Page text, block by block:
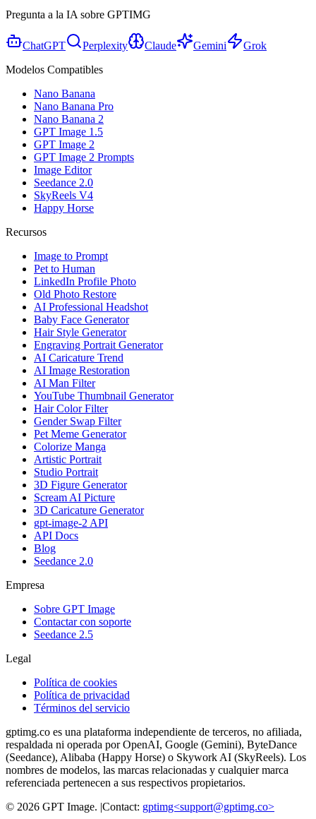
Pregunta a la IA sobre GPTIMG
ChatGPT Perplexity Claude Gemini
Grok
Modelos Compatibles
Nano Banana
Nano Banana Pro
Nano Banana 2
GPT Image 1.5
GPT Image 2
GPT Image 2 Prompts
Image Editor
Seedance 2.0
SkyReels V4
Happy Horse
Recursos
Image to Prompt
Pet to Human
LinkedIn Profile Photo
Old Photo Restore
AI Professional Headshot
Baby Face Generator
Hair Style Generator
Engraving Portrait Generator
AI Caricature Trend
AI Image Restoration
AI Man Filter
YouTube Thumbnail Generator
Hair Color Filter
Gender Swap Filter
Pet Meme Generator
Colorize Manga
Artistic Portrait
Studio Portrait
3D Figure Generator
Scream AI Picture
3D Caricature Generator
gpt-image-2 API
API Docs
Blog
Seedance 2.0
Empresa
Sobre GPT Image
Contactar con soporte
Seedance 2.5
Legal
Política de cookies
Política de privacidad
Términos del servicio
gptimg.co es una plataforma independiente de terceros, no afiliada,
respaldada ni operada por OpenAI, Google (Gemini), ByteDance
(Seedance), Alibaba (Happy Horse) o Skywork AI (SkyReels). Los
nombres de modelos, las marcas relacionadas y cualquier marca
referenciada pertenecen a sus respectivos propietarios.
© 2026 GPT Image. |Contact: gptimg<support@gptimg.co>